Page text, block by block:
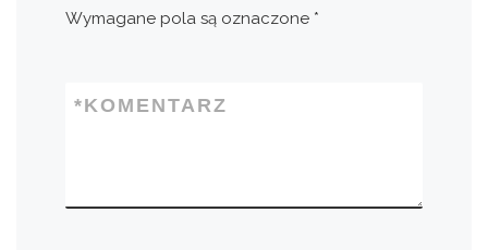
Wymagane pola są oznaczone *
KOMENTARZ
*